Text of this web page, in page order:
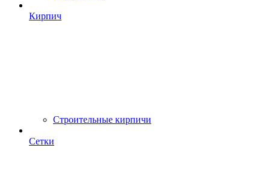
Кирпич
Строительные кирпичи
Сетки